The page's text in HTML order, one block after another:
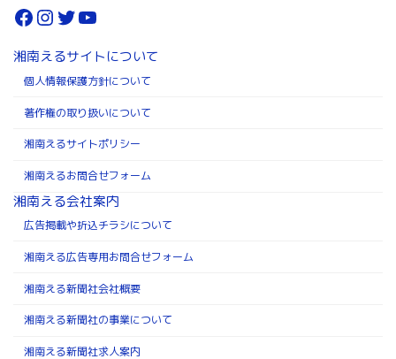
Facebook
Instagram
Twitter
YouTube
湘南えるサイトについて
個人情報保護方針について
著作権の取り扱いについて
湘南えるサイトポリシー
湘南えるお問合せフォーム
湘南える会社案内
広告掲載や折込チラシについて
湘南える広告専用お問合せフォーム
湘南える新聞社会社概要
湘南える新聞社の事業について
湘南える新聞社求人案内